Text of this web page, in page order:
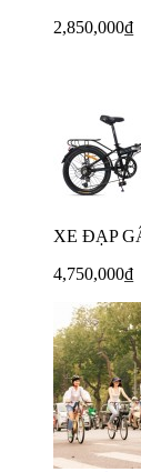
2,850,000₫
XE ĐẠP
4,750,000₫